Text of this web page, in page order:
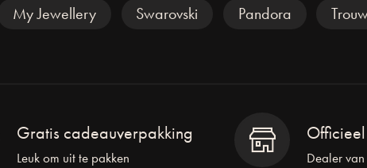
My Jewellery Swarovski Pandora
Gratis cadeauverpakking
Leuk om uit te pakken Dealer